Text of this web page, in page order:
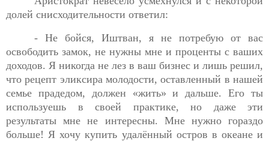
долей снисходительности ответил:
- Не бойся, Иштван, я не потребую от вас
освободить замок, не нужны мне и проценты с ваших
доходов. Я никогда не лез в ваш бизнес и лишь решил,
что рецепт эликсира молодости, оставленный в нашей
семье прадедом, должен «жить» и дальше. Его ты
используешь в своей практике, но даже эти
результаты мне не интересны. Мне нужно гораздо
больше! Я хочу купить удалённый остров в океане и